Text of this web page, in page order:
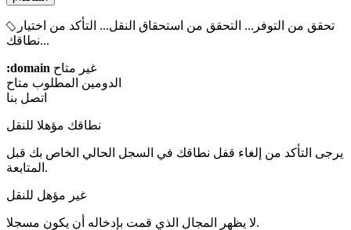
تحقق من التوفر... التحقق من استحقاق النقل... التأكد من اختيار
نطاقك...
:domain غير متاح
الدومين المطلوب متاح
اتصل بنا
نطاقك مؤهلا للنقل
يرجى التأكد من إلغاء قفل نطاقك في السجل الحالي الخاص بك قبل
المتابعة.
غير مؤهل للنقل
لا يظهر المجال الذي قمت بإدخاله أن يكون مسجلا.